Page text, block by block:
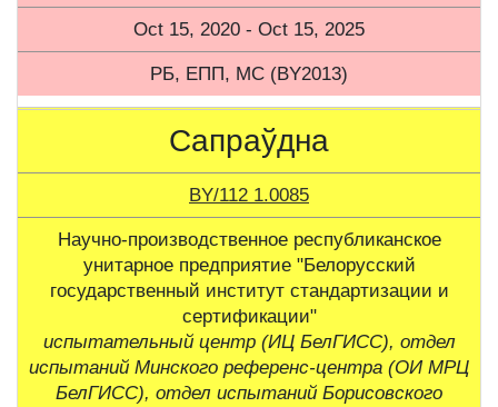
Oct 15, 2020 - Oct 15, 2025
РБ, ЕПП, МС (BY2013)
Сапраўдна
BY/112 1.0085
Научно-производственное республиканское
унитарное предприятие "Белорусский
государственный институт стандартизации и
сертификации"
испытательный центр (ИЦ БелГИСС), отдел
испытаний Минского референс-центра (ОИ МРЦ
БелГИСС), отдел испытаний Борисовского